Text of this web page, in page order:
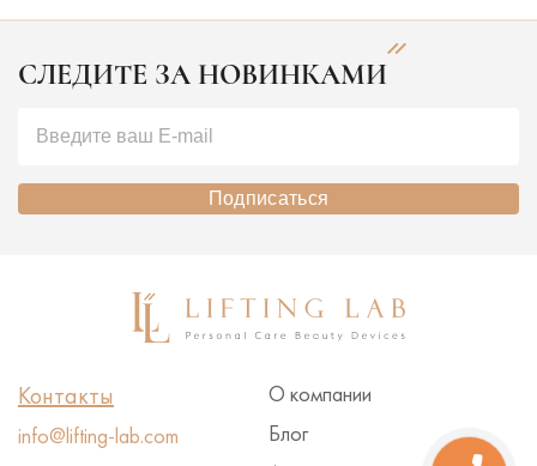
СЛЕДИТЕ ЗА НОВИНКАМИ
Подписаться
О компании
Блог
Контакты
info@lifting-lab.com